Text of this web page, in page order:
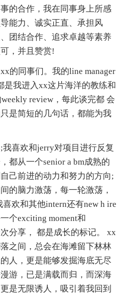
的合作，我在同事身上所感
能力、诚实正直、承担风
团结合作、追求卓越等素养
，并且赞赏!
同事们。我的line manager
是我进入xx这片海洋的教练和
review，每此谈完都 会
是简短的几句话，都能为我
喜欢和jerry对项目进行反复
都从一个senior a bm成熟的
己前进的动力和努力的方向;
的脑力激荡，每一轮激荡，
欢和其他intern还有new h ire
个exciting moment和
分享， 都是成长的标记。 xx
之间，总会在海滩留下林林
人，更是能够发掘海底无尽
游，已是满载而归，而深海
是无限诱人，吸引着我回到